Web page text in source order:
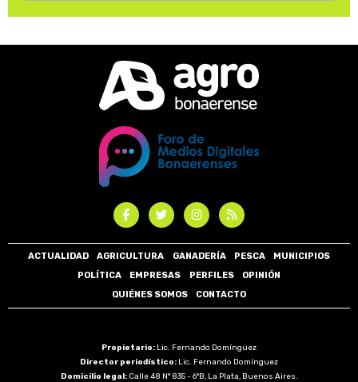
ACTUALIDAD AGRICULTURA GANADERÍA PESCA
MUNICIPIOS
POLÍTICA
EMPRESAS PERFILES
OPINIÓN
QUIÉNES SOMOS
CONTACTO
Propietario: Lic. Fernando Domínguez
Director periodístico: Lic. Fernando Domínguez
Domicilio legal: Calle 48 N° 835 - 6°B, La Plata, Buenos Aires.